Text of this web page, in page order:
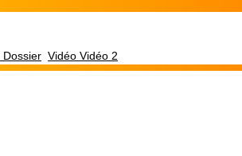
Dossier Vidéo Vidéo 2